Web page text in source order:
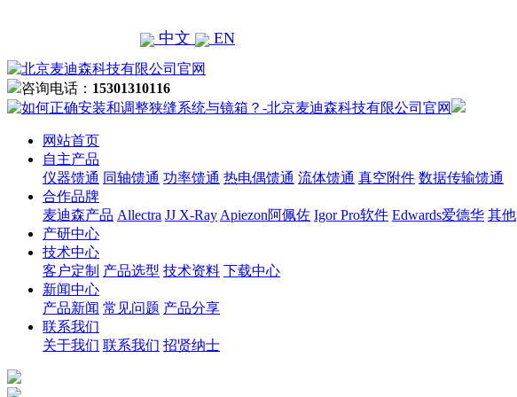
中文 EN
咨询电话： 15301310116
网站首页
自主产品
仪器馈通 同轴馈通 功率馈通 热电偶馈通 流体馈通 真空附件 数据传输馈通
合作品牌
麦迪森产品 Allectra JJ X-Ray Apiezon阿佩佐 Igor Pro软件 Edwards爱德华 其他
产研中心
技术中心
客户定制 产品选型 技术资料 下载中心
新闻中心
产品新闻 常见问题 产品分享
联系我们
关于我们 联系我们 招贤纳士